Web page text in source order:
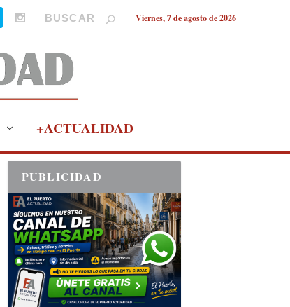
Viernes, 7 de agosto de 2026
+ACTUALIDAD
PUBLICIDAD